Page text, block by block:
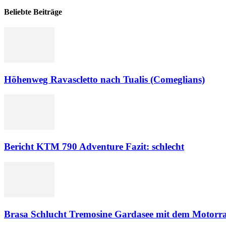
Beliebte Beiträge
Höhenweg Ravascletto nach Tualis (Comeglians)
Bericht KTM 790 Adventure Fazit: schlecht
Brasa Schlucht Tremosine Gardasee mit dem